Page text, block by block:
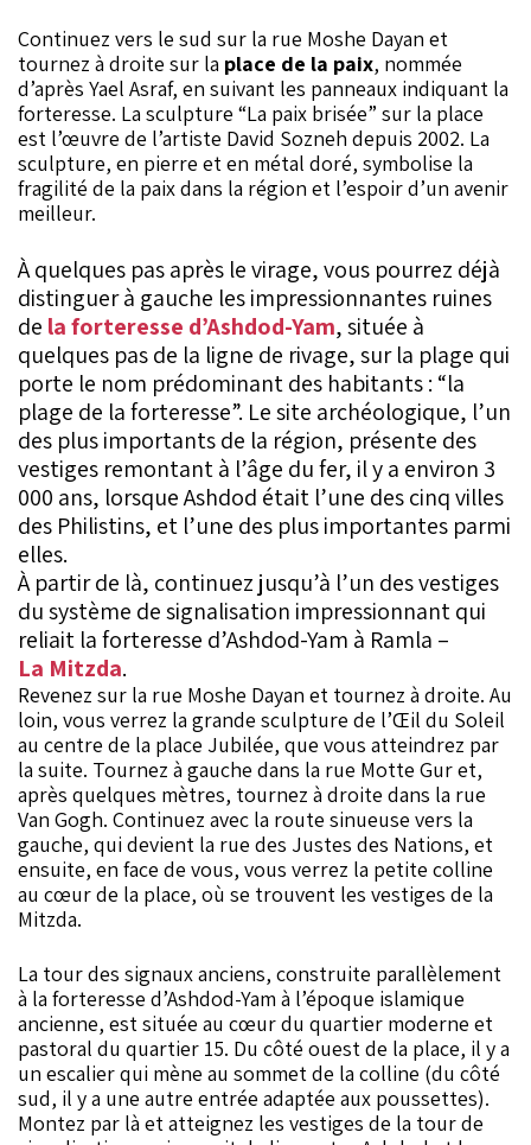
Continuez vers le sud sur la rue Moshe Dayan et
tournez à droite sur la place de la paix, nommée
d’après Yael Asraf, en suivant les panneaux indiquant la
forteresse. La sculpture “La paix brisée” sur la place
est l’œuvre de l’artiste David Sozneh depuis 2002. La
sculpture, en pierre et en métal doré, symbolise la
fragilité de la paix dans la région et l’espoir d’un avenir
meilleur.
À quelques pas après le virage, vous pourrez déjà
distinguer à gauche les impressionnantes ruines
de la forteresse d’Ashdod-Yam, située à
quelques pas de la ligne de rivage, sur la plage qui
porte le nom prédominant des habitants : “la
plage de la forteresse”. Le site archéologique, l’un
des plus importants de la région, présente des
vestiges remontant à l’âge du fer, il y a environ 3
000 ans, lorsque Ashdod était l’une des cinq villes
des Philistins, et l’une des plus importantes parmi
elles.
À partir de là, continuez jusqu’à l’un des vestiges
du système de signalisation impressionnant qui
reliait la forteresse d’Ashdod-Yam à Ramla –
La Mitzda.
Revenez sur la rue Moshe Dayan et tournez à droite. Au
loin, vous verrez la grande sculpture de l’Œil du Soleil
au centre de la place Jubilée, que vous atteindrez par
la suite. Tournez à gauche dans la rue Motte Gur et,
après quelques mètres, tournez à droite dans la rue
Van Gogh. Continuez avec la route sinueuse vers la
gauche, qui devient la rue des Justes des Nations, et
ensuite, en face de vous, vous verrez la petite colline
au cœur de la place, où se trouvent les vestiges de la
Mitzda.
La tour des signaux anciens, construite parallèlement
à la forteresse d’Ashdod-Yam à l’époque islamique
ancienne, est située au cœur du quartier moderne et
pastoral du quartier 15. Du côté ouest de la place, il y a
un escalier qui mène au sommet de la colline (du côté
sud, il y a une autre entrée adaptée aux poussettes).
Montez par là et atteignez les vestiges de la tour de